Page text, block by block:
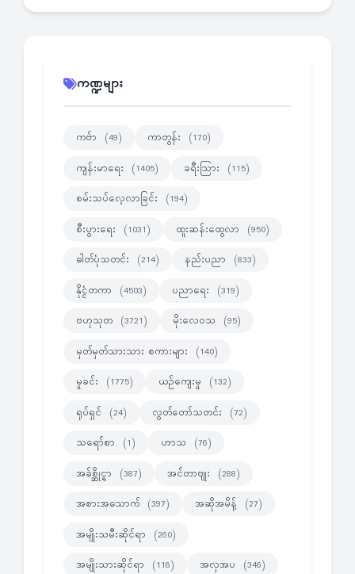
ကဏ္ဍများ
ကဗ်ာ (49) ကာတွန်း (170)
ကျန်းမာရေး (1405) ခရီးသြား (115)
စမ်းသပ်လေ့လာခြင်း (194)
စီးပွားရေး (1031) ထူးဆန်းထွေလာ (950)
ဓါတ်ပုံသတင်း (214) နည်းပညာ (833)
နိုင္ငံတကာ (4503) ပညာရေး (319)
ဗဟုသုတ (3721) မိုးလေဝသ (95)
မှတ်မှတ်သားသား စကားများ (140)
မှုခင်း (1775) ယဉ်ကျေးမှု (132)
ရုပ်ရှင် (24) လွတ်တော်သတင်း (72)
သရော်စာ (1) ဟာသ (76)
အခ်စ္ဆိုင္ရာ (387) အင်တာဗျုး (288)
အစားအသောက် (397) အဆိုအမိန့် (27)
အမျိုးသမီးဆိုင်ရာ (260)
အမျိုးသားဆိုင်ရာ (116) အလှအပ (346)